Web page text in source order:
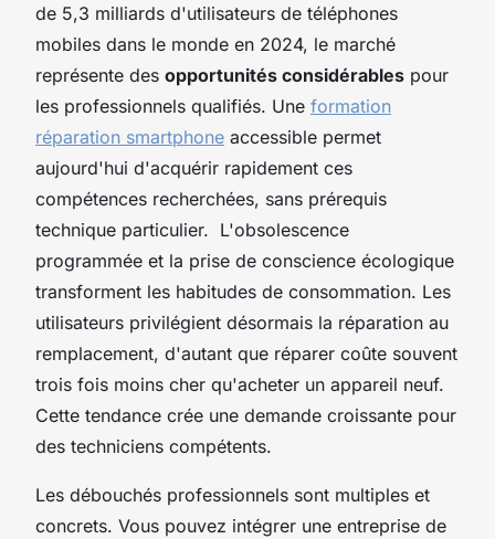
de 5,3 milliards d'utilisateurs de téléphones
mobiles dans le monde en 2024, le marché
représente des opportunités considérables pour
les professionnels qualifiés. Une formation
réparation smartphone accessible permet
aujourd'hui d'acquérir rapidement ces
compétences recherchées, sans prérequis
technique particulier. L'obsolescence
programmée et la prise de conscience écologique
transforment les habitudes de consommation. Les
utilisateurs privilégient désormais la réparation au
remplacement, d'autant que réparer coûte souvent
trois fois moins cher qu'acheter un appareil neuf.
Cette tendance crée une demande croissante pour
des techniciens compétents.
Les débouchés professionnels sont multiples et
concrets. Vous pouvez intégrer une entreprise de